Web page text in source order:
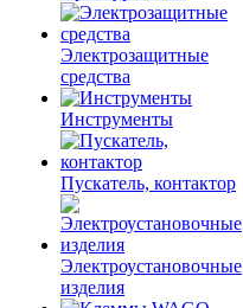
Электрозащитные
средства
Инструменты
Пускатель, контактор
Электроустановочные
изделия